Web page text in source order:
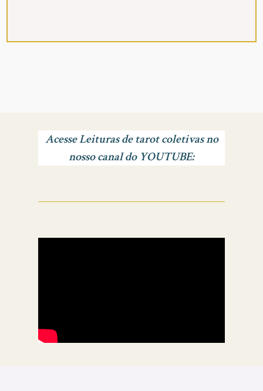
Acesse Leituras de tarot coletivas no
nosso canal do YOUTUBE: